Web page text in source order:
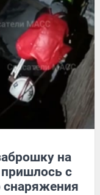
на
пришлось с